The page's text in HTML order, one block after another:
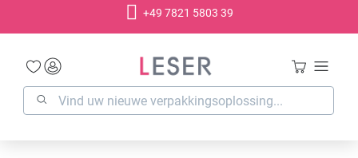
+49 7821 5803 39